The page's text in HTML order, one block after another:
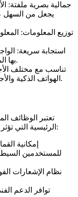
جمالية بصرية ملفتة:
يجعل من السهل
توزيع المعلومات:
استجابة سريعة:
بها المستخدم، ما يحسن من التجربة العامة.
تناسب مع مختلف
الهواتف الذكية والأجهزة اللوحية وأيضًا على سطح المكتب.
تعتبر الوظائف
الرئيسية التي تؤثر على سهولة الاستخدام. تشمل هذه الوظائف:
إمكانية
للمستخدمين
نظام الإشعارات
توافر الدعم